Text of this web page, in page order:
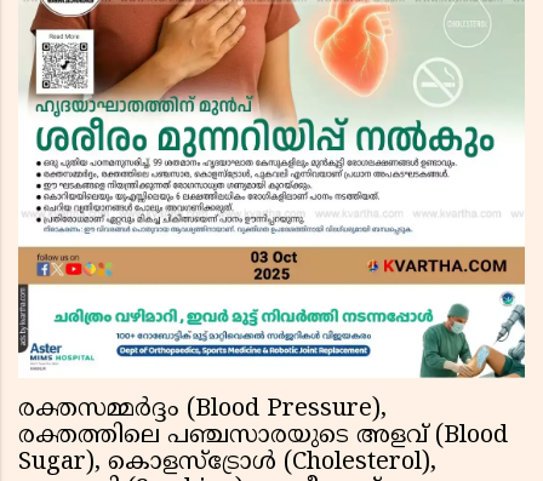
രക്തസമ്മർദ്ദം (Blood Pressure),
രക്തത്തിലെ പഞ്ചസാരയുടെ അളവ് (Blood
Sugar), കൊളസ്ട്രോൾ (Cholesterol),